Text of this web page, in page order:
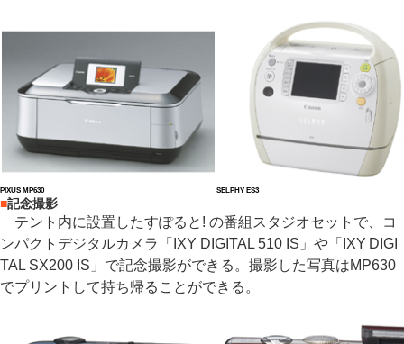
PIXUS MP630 SELPHY ES3
■記念撮影
テント内に設置したすぽると! の番組スタジオセットで、コ
ンパクトデジタルカメラ「IXY DIGITAL 510 IS」や「IXY DIGI
TAL SX200 IS」で記念撮影ができる。撮影した写真はMP630
でプリントして持ち帰ることができる。